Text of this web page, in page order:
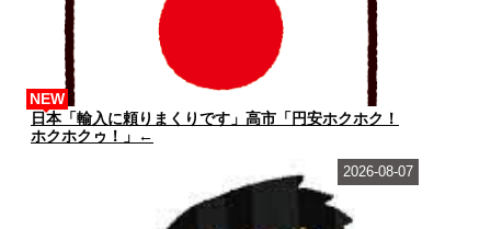
日本「輸入に頼りまくりです」高市「円安ホクホク！
ホクホクゥ！」←
NEW
2026-08-07